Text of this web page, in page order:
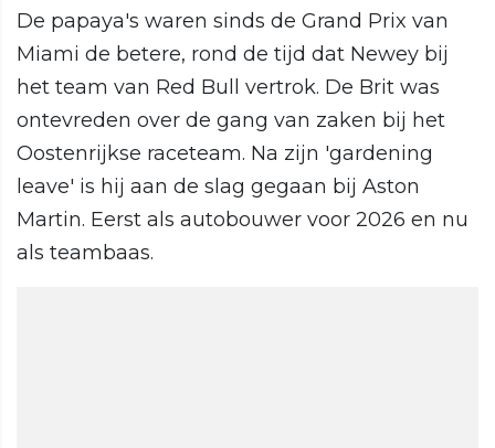
De papaya's waren sinds de Grand Prix van
Miami de betere, rond de tijd dat Newey bij
het team van Red Bull vertrok. De Brit was
ontevreden over de gang van zaken bij het
Oostenrijkse raceteam. Na zijn 'gardening
leave' is hij aan de slag gegaan bij Aston
Martin. Eerst als autobouwer voor 2026 en nu
als teambaas.